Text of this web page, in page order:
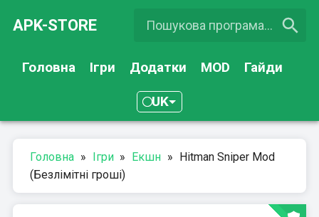
APK-STORE
Головна Ігри Додатки MOD Гайди
UK
Головна » Ігри » Екшн » Hitman Sniper Mod
(Безлімітні гроші)